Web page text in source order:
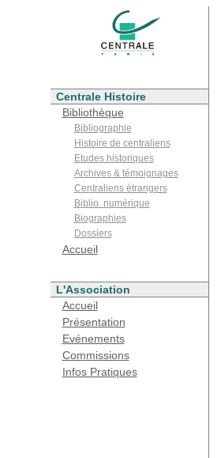
Centrale Histoire
Bibliothèque
Bibliographie
Histoire de centraliens
Etudes historiques
Archives & témoignages
Centraliens étrangers
Biblio. numérique
Biographies
Dossiers
Accueil
L'Association
Accueil
Présentation
Evénements
Commissions
Infos Pratiques